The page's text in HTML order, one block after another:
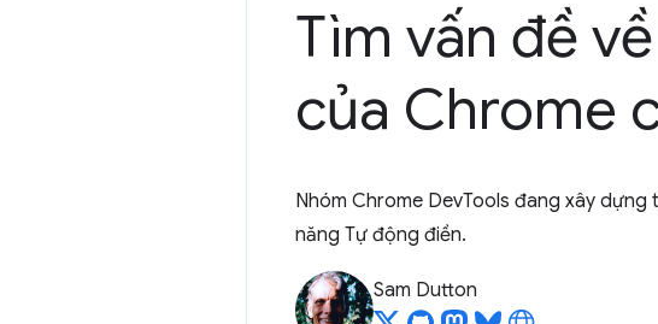
Tìm vấn đề
của Chrome
Nhóm Chrome DevTools đang xây
năng Tự động điền.
Sam Dutton